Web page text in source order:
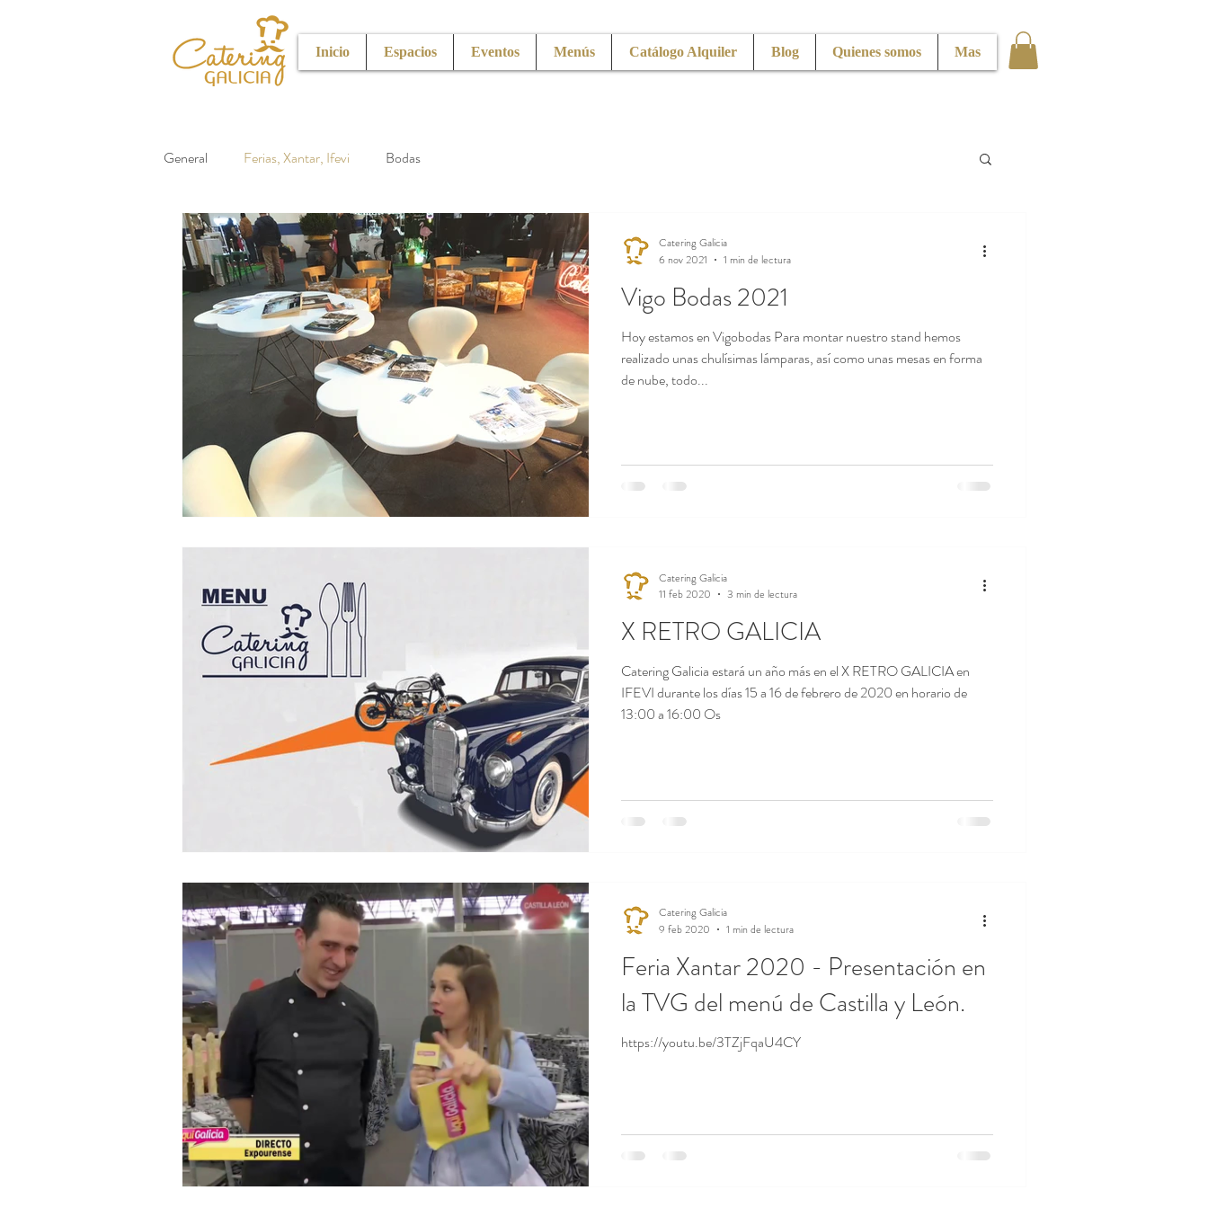
Inicio Espacios Eventos Menús Catálogo Alquiler Blog Quienes somos Mas
General Ferias, Xantar, Ifevi Bodas
Vigo Bodas 2021
Hoy estamos en Vigobodas Para montar nuestro stand hemos
realizado unas chulísimas lámparas, así como unas mesas en forma
de nube, todo...
Catering Galicia
6 nov 2021
1 min de lectura
X RETRO GALICIA
Catering Galicia estará un año más en el X RETRO GALICIA en
IFEVI durante los días 15 a 16 de febrero de 2020 en horario de
13:00 a 16:00 Os
Catering Galicia
11 feb 2020
3 min de lectura
Feria Xantar 2020 - Presentación en
la TVG del menú de Castilla y León.
https://youtu.be/3TZjFqaU4CY
Catering Galicia
9 feb 2020
1 min de lectura